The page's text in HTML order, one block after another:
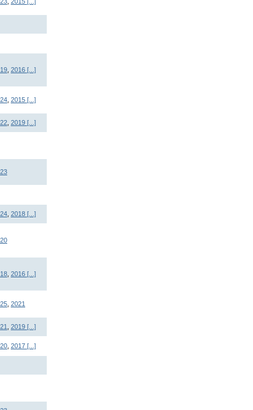
2016 [...]
2015 [...]
2019 [...]
2018 [...]
2016 [...]
2021
2019 [...]
2017 [...]